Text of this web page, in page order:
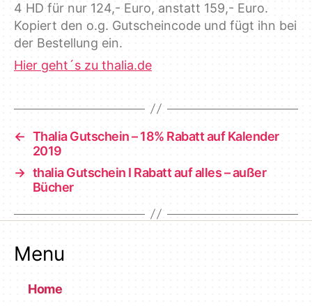
4 HD für nur 124,- Euro, anstatt 159,- Euro.
Kopiert den o.g. Gutscheincode und fügt ihn bei
der Bestellung ein.
Hier geht´s zu thalia.de
← Thalia Gutschein – 18% Rabatt auf Kalender
2019
→ thalia Gutschein I Rabatt auf alles – außer
Bücher
Menu
Home